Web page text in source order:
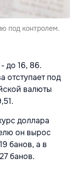
под контролем.
до 16, 86.
отступает под
валюты
доллара
он вырос
банов, а в
банов.